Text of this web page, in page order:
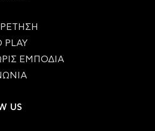
PLAY
ΕΜΠΟΔΙΑ
US